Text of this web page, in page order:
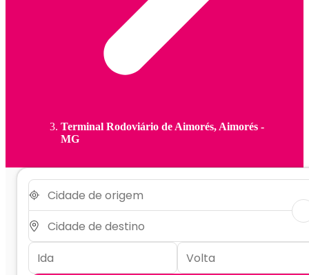
Terminal Rodoviário de Aimorés, Aimorés -
MG